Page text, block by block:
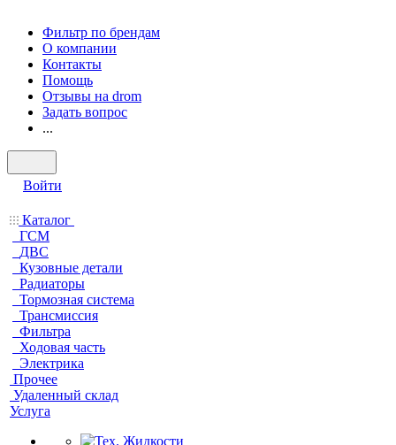
Фильтр по брендам
О компании
Контакты
Помощь
Отзывы на drom
Задать вопрос
...
Войти
Каталог
ГСМ
ДВС
Кузовные детали
Радиаторы
Тормозная система
Трансмиссия
Фильтра
Ходовая часть
Электрика
Прочее
Удаленный склад
Услуга